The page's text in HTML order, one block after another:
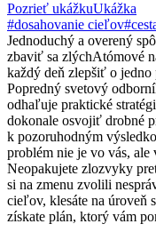
Pozrieť ukážkuUkážka
#dosahovanie cieľov
Jednoduchý a overený
zbaviť sa zlýchAtómové
každý deň zlepšiť o jedno
Popredný svetový
odhaľuje praktické
dokonale osvojiť drobné
k pozoruhodným
problém nie je vo vás, ale
Neopakujete zlozvyky
si na zmenu zvolili
cieľov, klesáte na úroveň
získate plán, ktorý vám